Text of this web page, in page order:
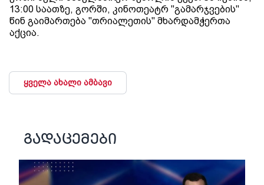
13:00 საათზე, გორში, კინოთეატრ "გამარჯვების"
წინ გაიმართება "თრიალეთის" მხარდამჭერთა
აქცია.
ყველა ახალი ამბავი
გადაცემები